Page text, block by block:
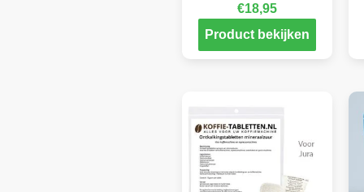
€18,95
Product bekijken